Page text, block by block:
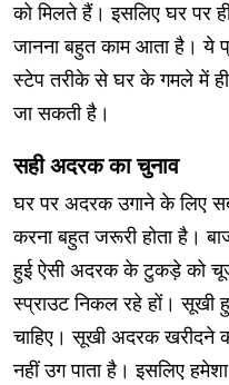
को मिलते हैं। इसलिए घर पर
जानना बहुत काम आता है। ये
स्टेप तरीके से घर के गमले में
जा सकती है।
सही अदरक का चुनाव
घर पर अदरक उगाने के लिए
करना बहुत जरूरी होता है।
हुई ऐसी अदरक के टुकड़े को
स्प्राउट निकल रहे हों। सूखी
चाहिए। सूखी अदरक खरीदने
नहीं उग पाता है। इसलिए